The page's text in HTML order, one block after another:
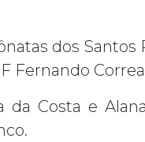
dos Santos
Fernando
Costa e